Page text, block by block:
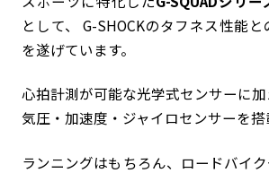
として、 G-SHOCKのタフネス性能
を遂げています。
心拍計測が可能な光学式センサーに
気圧・加速度・ジャイロセンサーを搭
ランニングはもちろん、ロードバイ